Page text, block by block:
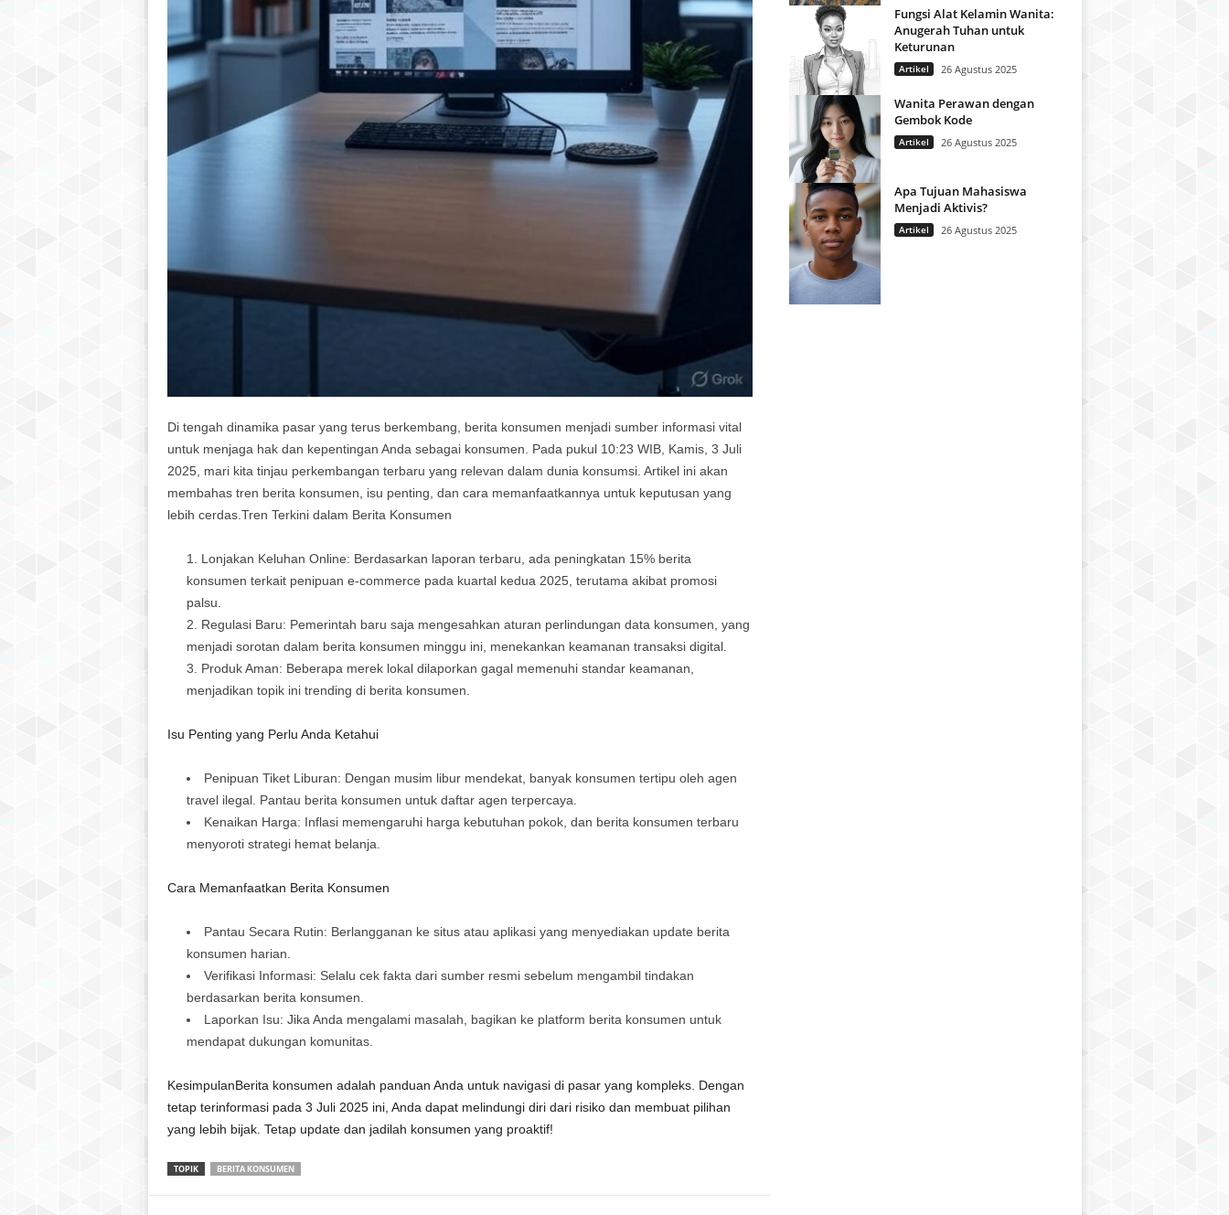
Di tengah dinamika pasar yang terus berkembang, berita konsumen menjadi sumber informasi vital
untuk menjaga hak dan kepentingan Anda sebagai konsumen. Pada pukul 10:23 WIB, Kamis, 3 Juli
2025, mari kita tinjau perkembangan terbaru yang relevan dalam dunia konsumsi. Artikel ini akan
membahas tren berita konsumen , isu penting, dan cara memanfaatkannya untuk keputusan yang
lebih cerdas. Tren Terkini dalam Berita Konsumen
Lonjakan Keluhan Online: Berdasarkan laporan terbaru, ada peningkatan 15% berita
konsumen terkait penipuan e-commerce pada kuartal kedua 2025, terutama akibat promosi
palsu.
Regulasi Baru: Pemerintah baru saja mengesahkan aturan perlindungan data konsumen, yang
menjadi sorotan dalam berita konsumen minggu ini, menekankan keamanan transaksi digital.
Produk Aman: Beberapa merek lokal dilaporkan gagal memenuhi standar keamanan,
menjadikan topik ini trending di berita konsumen
Isu Penting yang Perlu Anda Ketahui
Penipuan Tiket Liburan: Dengan musim libur mendekat, banyak konsumen tertipu oleh agen
travel ilegal. Pantau berita konsumen untuk daftar agen terpercaya.
Kenaikan Harga: Inflasi memengaruhi harga kebutuhan pokok, dan berita konsumen terbaru
menyoroti strategi hemat belanja.
Cara Memanfaatkan Berita Konsumen
Pantau Secara Rutin: Berlangganan ke situs atau aplikasi yang menyediakan update berita
konsumen harian.
Verifikasi Informasi: Selalu cek fakta dari sumber resmi sebelum mengambil tindakan
berdasarkan berita konsumen
Laporkan Isu: Jika Anda mengalami masalah, bagikan ke platform berita konsumen untuk
mendapat dukungan komunitas.
KesimpulanBerita konsumen adalah panduan Anda untuk navigasi di pasar yang kompleks. Dengan
tetap terinformasi pada 3 Juli 2025 ini, Anda dapat melindungi diri dari risiko dan membuat pilihan
yang lebih bijak. Tetap update dan jadilah konsumen yang proaktif!
TOPIK BERITA KONSUMEN
Fungsi Alat Kelamin Wanita:
Anugerah Tuhan untuk
Keturunan
Artikel 26 Agustus 2025
Wanita Perawan dengan
Gembok Kode
Artikel 26 Agustus 2025
Apa Tujuan Mahasiswa
Menjadi Aktivis?
Artikel 26 Agustus 2025